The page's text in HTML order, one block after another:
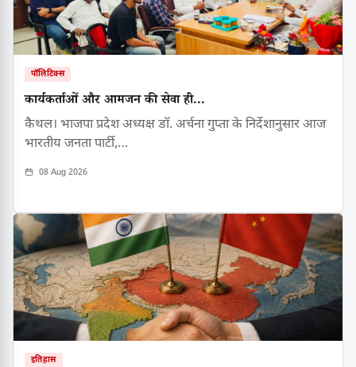
पॉलिटिक्स
कार्यकर्ताओं और आमजन की सेवा ही...
कैथल। भाजपा प्रदेश अध्यक्ष डॉ. अर्चना गुप्ता के निर्देशानुसार आज
भारतीय जनता पार्टी,…
08 Aug 2026
इतिहास